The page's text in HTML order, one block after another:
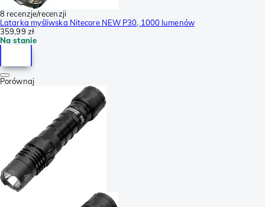
8 recenzje/recenzji
Latarka myśliwska Nitecore NEW P30, 1000 lumenów
359,99 zł
Na stanie
Porównaj